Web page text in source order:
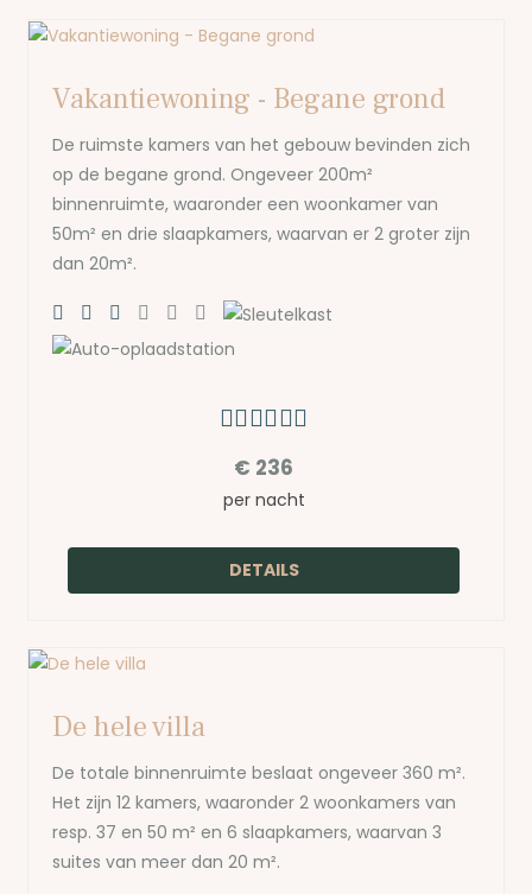
Vakantiewoning - Begane grond
De ruimste kamers van het gebouw bevinden zich
op de begane grond. Ongeveer 200m²
binnenruimte, waaronder een woonkamer van
50m² en drie slaapkamers, waarvan er 2 groter zijn
dan 20m².
€ 236
per nacht
DETAILS
De hele villa
De totale binnenruimte beslaat ongeveer 360 m².
Het zijn 12 kamers, waaronder 2 woonkamers van
resp. 37 en 50 m² en 6 slaapkamers, waarvan 3
suites van meer dan 20 m².